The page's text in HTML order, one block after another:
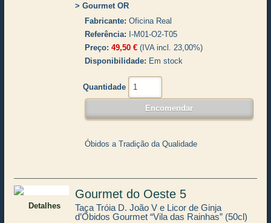
Gourmet OR
Fabricante Oficina Real
Referência
I-M01-O2-T05
Preço 49,50 €(IVA incl. 23,00%)
Disponibilidade
Em stock
Quantidade
Óbidos a Tradição da Qualidade
Detalhes
Gourmet do Oeste 5
Taça Tróia D. João V e Licor de Ginja
d’Óbidos Gourmet “Vila das Rainhas” (50cl)